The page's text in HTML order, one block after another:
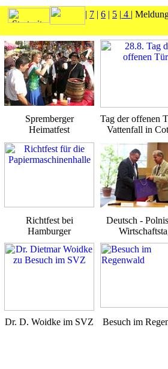
| 7 | 6 | 5 | 4 |
Spremberger
Heimatfest
Tag der offenen
Vattenfall in
Richtfest bei
Hamburger
Deutsch -
Dr. D. Woidke im SVZ Besuch im